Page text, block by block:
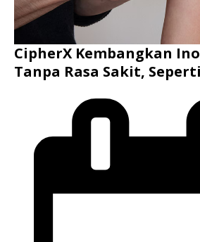
CipherX Kembangkan
Tanpa Rasa Sakit,